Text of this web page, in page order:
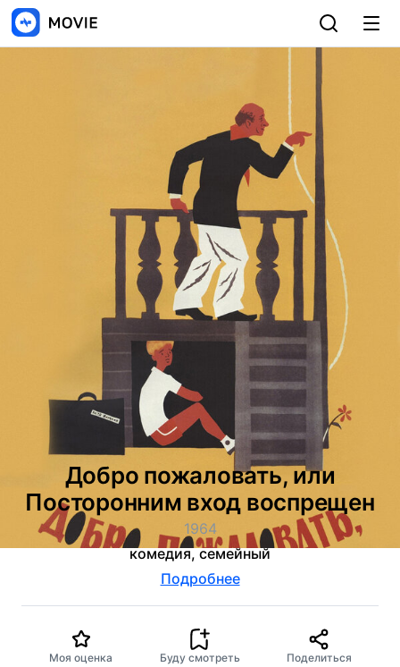
Добро пожаловать, или
Посторонним вход воспрещен
1964
комедия, семейный
Подробнее
Моя оценка Буду смотреть Поделиться